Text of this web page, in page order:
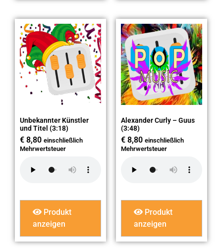
Unbekannter Künstler
und Titel (3:18)
€ 8,80 einschließlich
Mehrwertsteuer
Produkt
anzeigen
Alexander Curly – Guus
(3:48)
€ 8,80 einschließlich
Mehrwertsteuer
Produkt
anzeigen